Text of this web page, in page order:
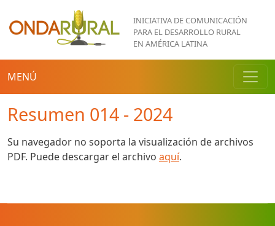
Pasar al contenido principal
INICIATIVA DE COMUNICACIÓN
PARA EL DESARROLLO RURAL
EN AMÉRICA LATINA
MENÚ
Resumen 014 - 2024
Su navegador no soporta la visualización de archivos
PDF. Puede descargar el archivo aquí.